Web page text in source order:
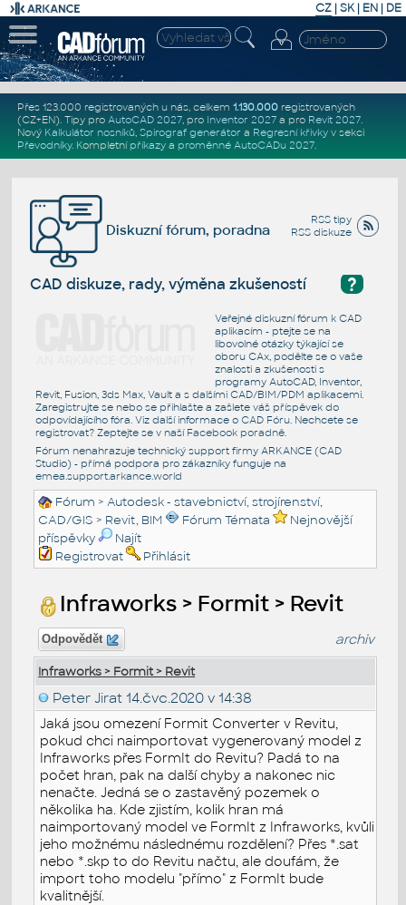
CZ | SK| EN | DE
Přes 123.000 registrovaných u nás, celkem 1.130.000registrovaných
(CZ+EN). Tipy pro AutoCAD 2027, pro Inventor 2027a pro Revit 2027.
Nový Kalkulátor nosníků, Spirograf generátor a Regresní křivkyv sekci
Převodníky. Kompletní příkazya proměnné AutoCADu 2027.
RSS tipy
RSS diskuze
Diskuzní fórum, poradna
?
CAD diskuze, rady, výměna zkušeností
Veřejné diskuzní fórum k CAD
aplikacím - ptejte se na
libovolné otázky týkající se
oboru CAx, podělte se o vaše
znalosti a zkušenosti s
programy AutoCAD, Inventor,
Revit, Fusion, 3ds Max, Vault a s dalšími CAD/BIM/PDM aplikacemi.
Zaregistrujte se nebo se přihlašte a zašlete váš příspěvek do
odpovídajícího fóra. Viz další informace o CAD Fóru. Nechcete se
registrovat? Zeptejte se v naší Facebook poradně.
Fórum nenahrazuje technický support firmy ARKANCE (CAD
Studio) - přímá podpora pro zákazníky funguje na
emea.support.arkance.world
Fórum >Autodesk - stavebnictví, strojírenství,
CAD/GIS > Revit, BIM Fórum Témata
Nejnovější
příspěvky
Najít
Registrovat
Přihlásit
Infraworks > Formit > Revit
Odpovědět archiv
Infraworks > Formit > Revit
Peter Jirat 14.čvc.2020 v 14:38
Jaká jsou omezení Formit Converter v Revitu,
pokud chci naimportovat vygenerovaný model z
Infraworks přes FormIt do Revitu? Padá to na
počet hran, pak na další chyby a nakonec nic
nenačte. Jedná se o zastavěný pozemek o
několika ha. Kde zjistím, kolik hran má
naimportovaný model ve FormIt z Infraworks, kvůli
jeho možnému následnému rozdělení? Přes *.sat
nebo *.skp to do Revitu načtu, ale doufám, že
import toho modelu "přímo" z FormIt bude
kvalitnější.